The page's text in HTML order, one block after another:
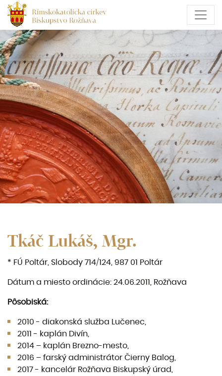
Tkáč Lukáš, Mgr.
* FÚ Poltár, Slobody 714/124, 987 01 Poltár
Dátum a miesto ordinácie: 24.06.2011, Rožňava
Pôsobiská:
2010 - diakonská služba Lučenec,
2011 - kaplán Divín,
2014 – kaplán Brezno-mesto,
2016 – farský administrátor Čierny Balog,
2017 - kancelár Rožňava Biskupský úrad,